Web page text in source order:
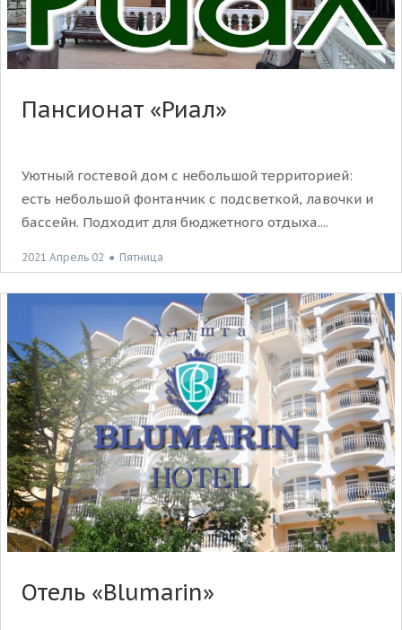
Пансионат «Риал»
Уютный гостевой дом с небольшой территорией:
есть небольшой фонтанчик с подсветкой, лавочки и
бассейн. Подходит для бюджетного отдыха....
2021 Апрель 02 ● Пятница
Отель «Blumarin»